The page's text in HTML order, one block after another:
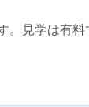
。見学は有